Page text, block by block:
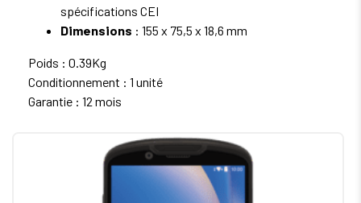
spécifications CEI
Dimensions : 155 x 75,5 x 18,6 mm
Poids : 0.39Kg
Conditionnement : 1 unité
Garantie : 12 mois